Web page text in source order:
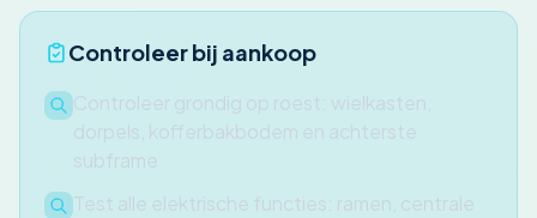
Controleer bij aankoop
Controleer grondig op roest: wielkasten,
dorpels, kofferbakbodem en achterste
subframe
Test alle elektrische functies: ramen, centrale